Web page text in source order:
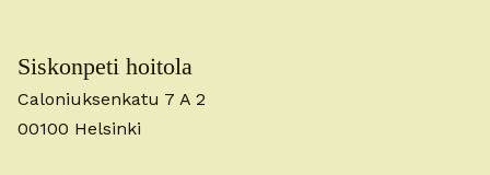
Siskonpeti hoitola
Caloniuksenkatu 7 A 2
00100 Helsinki